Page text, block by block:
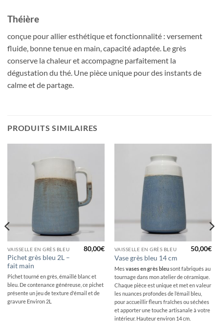
Théière
conçue pour allier esthétique et fonctionnalité : versement
fluide, bonne tenue en main, capacité adaptée. Le grès
conserve la chaleur et accompagne parfaitement la
dégustation du thé. Une pièce unique pour des instants de
calme et de partage.
PRODUITS SIMILAIRES
VAISSELLE EN GRÈS BLEU
Pichet grès bleu 2L –
fait main
80,00€
Pichet tourné en grès, émaillé blanc et
bleu. De contenance généreuse, ce pichet
présente un jeu de texture d'émail et de
gravure Environ 2L
VAISSELLE EN GRÈS BLEU
Vase grès bleu 14 cm
50,00€
Mesvases en grès bleusont fabriqués au
tournage dans mon atelier de céramique.
Chaque pièce est unique et met en valeur
les nuances profondes de l’émail bleu,
pour accueillir fleurs fraîches ou séchées
et apporter une touche artisanale à votre
intérieur. Hauteur environ 14 cm.